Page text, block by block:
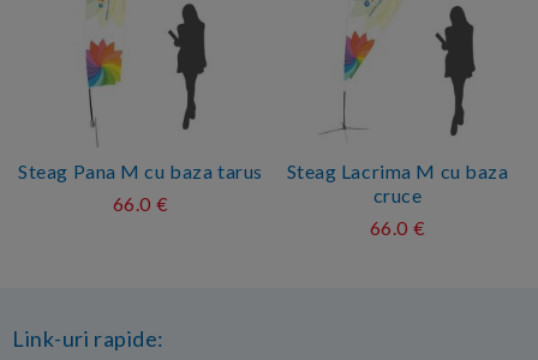
Steag Pana M cu baza tarus
66.0 €
Steag Lacrima M cu baza
cruce
66.0 €
Link-uri rapide: